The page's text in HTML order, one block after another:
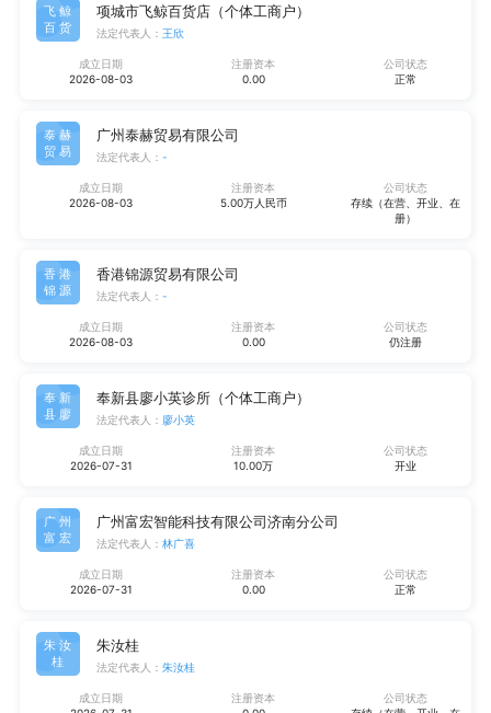
飞鲸
百货
项城市飞鲸百货店（个体工商户）
法定代表人： 王欣
成立日期
2026-08-03
注册资本
0.00
公司状态
正常
泰赫
贸易
广州泰赫贸易有限公司
法定代表人： -
成立日期
2026-08-03
注册资本
5.00万人民币
公司状态
存续（在营、开业、在
册）
香港
锦源
香港锦源贸易有限公司
法定代表人： -
成立日期
2026-08-03
注册资本
0.00
公司状态
仍注册
奉新
县廖
奉新县廖小英诊所（个体工商户）
法定代表人： 廖小英
成立日期
2026-07-31
注册资本
10.00万
公司状态
开业
广州
富宏
广州富宏智能科技有限公司济南分公司
法定代表人： 林广喜
成立日期
2026-07-31
注册资本
0.00
公司状态
正常
朱汝
桂
朱汝桂
法定代表人： 朱汝桂
成立日期
注册资本
公司状态